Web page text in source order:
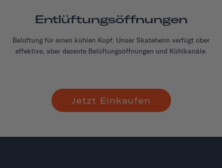
Entlüftungsöffnungen
Belüftung für einen kühlen Kopf. Unser Skatehelm verfügt über
effektive, aber dezente Belüftungsöffnungen und Kühlkanäle.
Jetzt Einkaufen